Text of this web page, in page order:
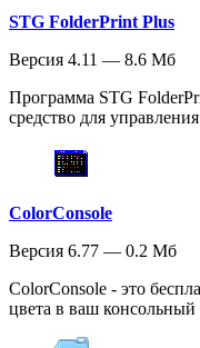
STG FolderPrint Plus
Версия 4.11 — 8.6 Мб
Программа STG
средство для
ColorConsole
Версия 6.77 — 0.2 Мб
ColorConsole - это
цвета в ваш